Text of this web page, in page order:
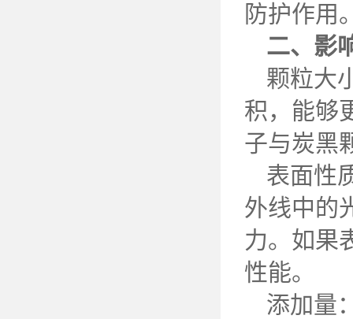
防护作用
二、影
颗粒大
积，能够
子与炭黑
表面性
外线中的
力。如果
性能。
添加量